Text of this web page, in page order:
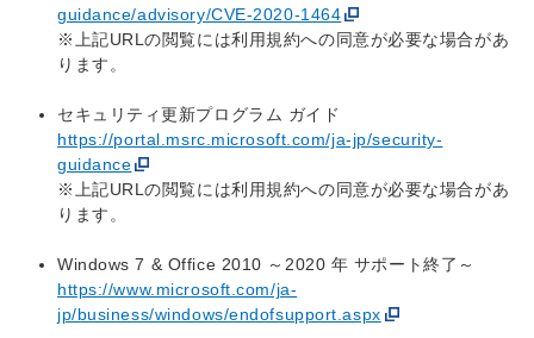
guidance/advisory/CVE-2020-1464
※上記URLの閲覧には利用規約への同意が必要な場合があ
ります。
セキュリティ更新プログラム ガイド
https://portal.msrc.microsoft.com/ja-jp/security-
guidance
※上記URLの閲覧には利用規約への同意が必要な場合があ
ります。
Windows 7 & Office 2010 ～2020 年 サポート終了～
https://www.microsoft.com/ja-
jp/business/windows/endofsupport.aspx